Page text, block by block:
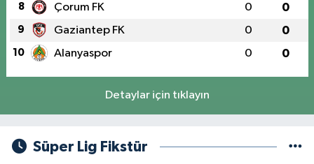
8 Çorum FK 0 0
9 Gaziantep FK 0 0
10 Alanyaspor 0 0
Detaylar için tıklayın
Süper Lig Fikstür